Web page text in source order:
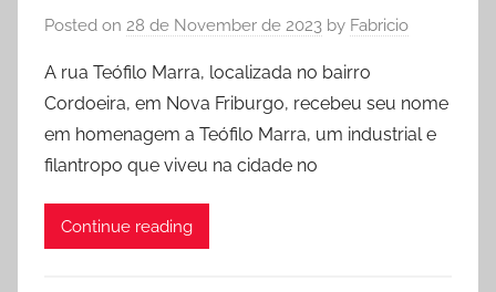
Posted on 28 de November de 2023 by Fabricio
A rua Teófilo Marra, localizada no bairro
Cordoeira, em Nova Friburgo, recebeu seu nome
em homenagem a Teófilo Marra, um industrial e
filantropo que viveu na cidade no
Continue reading